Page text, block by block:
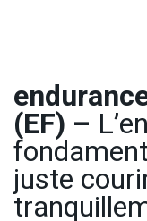
(EF) –
juste